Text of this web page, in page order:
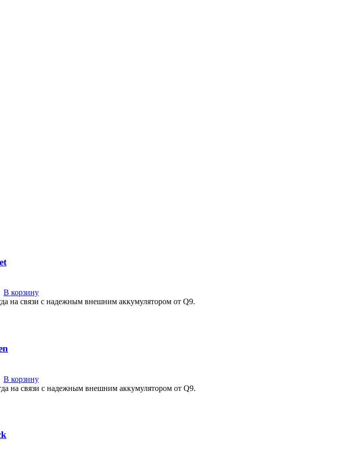
В корзину
на связи с надежным внешним аккумулятором от Q9.
В корзину
на связи с надежным внешним аккумулятором от Q9.